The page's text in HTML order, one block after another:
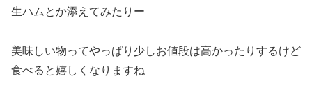
生ハムとか添えてみたりー
美味しい物ってやっぱり少しお値段は高かったりするけど
食べると嬉しくなりますね